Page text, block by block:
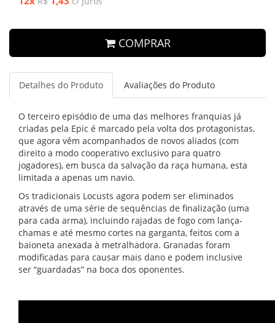
COMPRAR
Detalhes do Produto Avaliações do Produto
O terceiro episódio de uma das melhores franquias já
criadas pela Epic é marcado pela volta dos protagonistas,
que agora vêm acompanhados de novos aliados (com
direito a modo cooperativo exclusivo para quatro
jogadores), em busca da salvação da raça humana, esta
limitada a apenas um navio.
Os tradicionais Locusts agora podem ser eliminados
através de uma série de sequências de finalização (uma
para cada arma), incluindo rajadas de fogo com lança-
chamas e até mesmo cortes na garganta, feitos com a
baioneta anexada à metralhadora. Granadas foram
modificadas para causar mais dano e podem inclusive
ser “guardadas” na boca dos oponentes.